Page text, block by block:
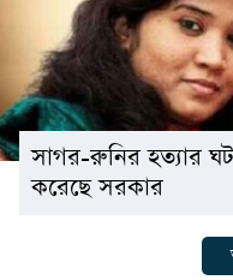
সাগর-রুনির হত্যার
করেছে সরকার